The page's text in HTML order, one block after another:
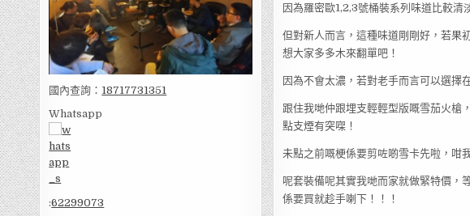
國內查詢： 18717731351
Whatsapp
:62299073
因為羅密歐1,2,3號桶裝系列味道比較清
但對新人而言，這種味道剛剛好，若果
想大家多多木來翻單吧！
因為不會太濃，若對老手而言可以選擇
跟住我哋仲跟埋支輕輕型版嘅雪茄火槍
點支煙有突㗎！
未點之前嘅梗係要剪咗啲雪卡先啦，咁
呢套裝備呢其實我哋而家就做緊特價，
係要買就趁手喇下！！！